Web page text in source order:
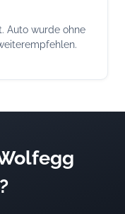
Auto wurde ohne